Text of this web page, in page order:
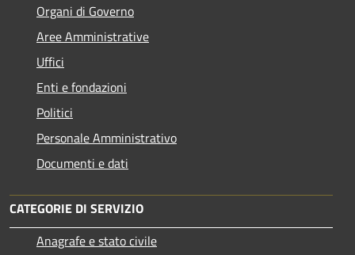
Organi di Governo
Aree Amministrative
Uffici
Enti e fondazioni
Politici
Personale Amministrativo
Documenti e dati
CATEGORIE DI SERVIZIO
Anagrafe e stato civile